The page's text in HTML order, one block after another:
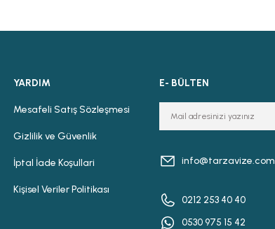
YARDIM
Mesafeli Satış Sözleşmesi
Gizlilik ve Güvenlik
İptal İade Koşullari
Kişisel Veriler Politikası
E- BÜLTEN
info@tarzavize.com
0212 253 40 40
0530 975 15 42